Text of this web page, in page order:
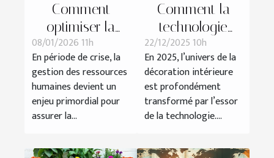
Comment
optimiser la
gestion des
ressources
humaines en
période de crise
08/01/2026 11h
En période de crise, la
gestion des ressources
humaines devient un
enjeu primordial pour
assurer la...
Comment la
technologie
influence-t-elle
les tendances
de décoration
en 2025 ?
22/12/2025 10h
En 2025, l’univers de la
décoration intérieure
est profondément
transformé par l’essor
de la technologie....